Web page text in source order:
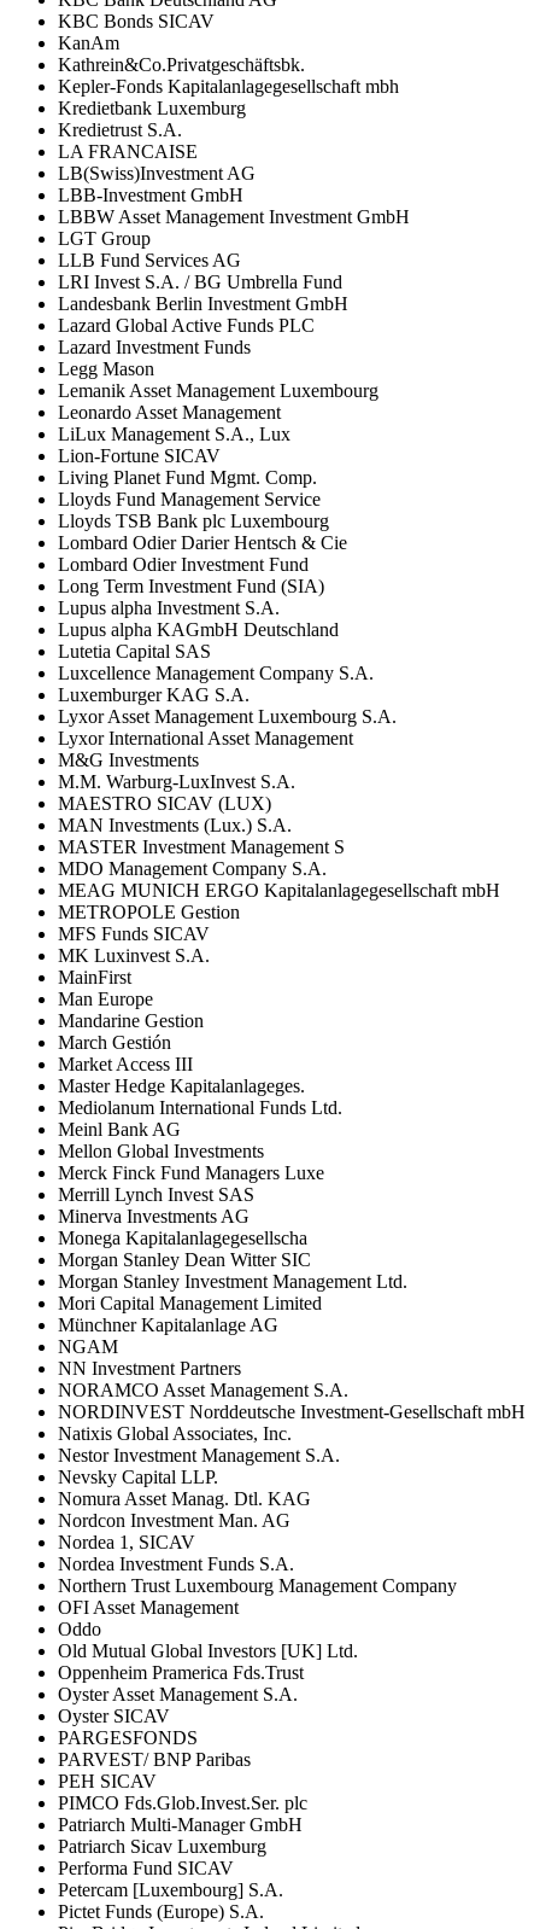
KBC Bonds SICAV
KanAm
Kathrein&Co.Privatgeschäftsbk.
Kepler-Fonds Kapitalanlagegesellschaft mbh
Kredietbank Luxemburg
Kredietrust S.A.
LA FRANCAISE
LB(Swiss)Investment AG
LBB-Investment GmbH
LBBW Asset Management Investment GmbH
LGT Group
LLB Fund Services AG
LRI Invest S.A. / BG Umbrella Fund
Landesbank Berlin Investment GmbH
Lazard Global Active Funds PLC
Lazard Investment Funds
Legg Mason
Lemanik Asset Management Luxembourg
Leonardo Asset Management
LiLux Management S.A., Lux
Lion-Fortune SICAV
Living Planet Fund Mgmt. Comp.
Lloyds Fund Management Service
Lloyds TSB Bank plc Luxembourg
Lombard Odier Darier Hentsch & Cie
Lombard Odier Investment Fund
Long Term Investment Fund (SIA)
Lupus alpha Investment S.A.
Lupus alpha KAGmbH Deutschland
Lutetia Capital SAS
Luxcellence Management Company S.A.
Luxemburger KAG S.A.
Lyxor Asset Management Luxembourg S.A.
Lyxor International Asset Management
M&G Investments
M.M. Warburg-LuxInvest S.A.
MAESTRO SICAV (LUX)
MAN Investments (Lux.) S.A.
MASTER Investment Management S
MDO Management Company S.A.
MEAG MUNICH ERGO Kapitalanlagegesellschaft mbH
METROPOLE Gestion
MFS Funds SICAV
MK Luxinvest S.A.
MainFirst
Man Europe
Mandarine Gestion
March Gestión
Market Access III
Master Hedge Kapitalanlageges.
Mediolanum International Funds Ltd.
Meinl Bank AG
Mellon Global Investments
Merck Finck Fund Managers Luxe
Merrill Lynch Invest SAS
Minerva Investments AG
Monega Kapitalanlagegesellscha
Morgan Stanley Dean Witter SIC
Morgan Stanley Investment Management Ltd.
Mori Capital Management Limited
Münchner Kapitalanlage AG
NGAM
NN Investment Partners
NORAMCO Asset Management S.A.
NORDINVEST Norddeutsche Investment-Gesellschaft mbH
Natixis Global Associates, Inc.
Nestor Investment Management S.A.
Nevsky Capital LLP.
Nomura Asset Manag. Dtl. KAG
Nordcon Investment Man. AG
Nordea 1, SICAV
Nordea Investment Funds S.A.
Northern Trust Luxembourg Management Company
OFI Asset Management
Oddo
Old Mutual Global Investors [UK] Ltd.
Oppenheim Pramerica Fds.Trust
Oyster Asset Management S.A.
Oyster SICAV
PARGESFONDS
PARVEST/ BNP Paribas
PEH SICAV
PIMCO Fds.Glob.Invest.Ser. plc
Patriarch Multi-Manager GmbH
Patriarch Sicav Luxemburg
Performa Fund SICAV
Petercam [Luxembourg] S.A.
Pictet Funds (Europe) S.A.